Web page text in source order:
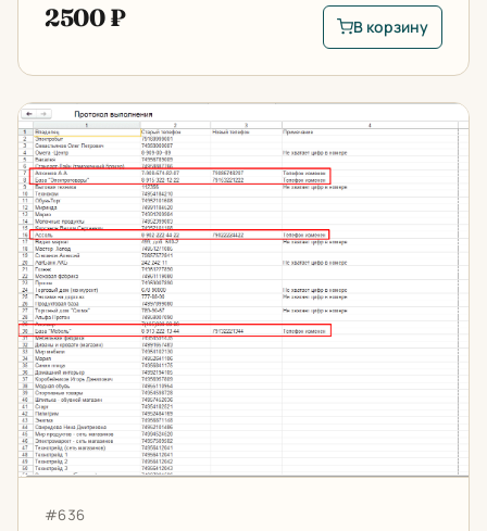
2500 ₽
В корзину: Очистка
В корзину
Стандартизация телефонов в 1С
Артикул:
#636